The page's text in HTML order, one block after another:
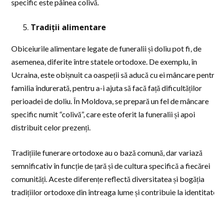
specific este pâinea colivă.
Tradiții alimentare
Obiceiurile alimentare legate de funeralii și doliu pot fi, de
asemenea, diferite între statele ortodoxe. De exemplu, în
Ucraina, este obișnuit ca oaspeții să aducă cu ei mâncare pentru
familia îndurerată, pentru a-i ajuta să facă față dificultăților
perioadei de doliu. În Moldova, se prepară un fel de mâncare
specific numit “colivă”, care este oferit la funeralii și apoi
distribuit celor prezenți.
Tradițiile funerare ortodoxe au o bază comună, dar variază
semnificativ în funcție de țară și de cultura specifică a fiecărei
comunități. Aceste diferențe reflectă diversitatea și bogăția
tradițiilor ortodoxe din întreaga lume și contribuie la